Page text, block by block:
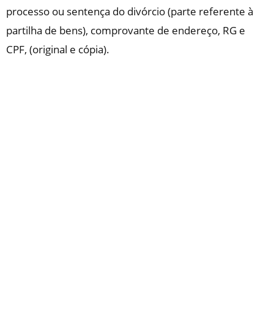
processo ou sentença do divórcio (parte referente à
partilha de bens), comprovante de endereço, RG e
CPF, (original e cópia).